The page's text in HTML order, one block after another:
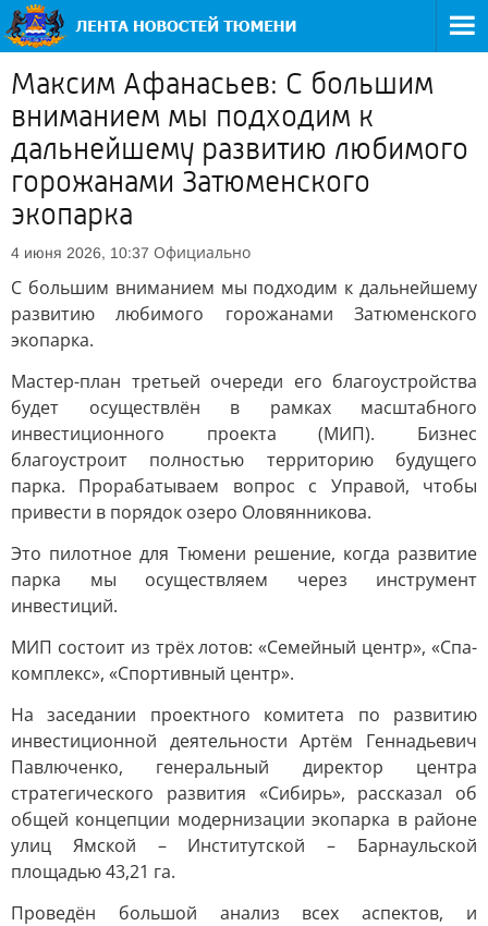
Максим Афанасьев: С большим
вниманием мы подходим к
дальнейшему развитию любимого
горожанами Затюменского
экопарка
4 июня 2026, 10:37 Официально
С большим вниманием мы подходим к дальнейшему
развитию любимого горожанами Затюменского
экопарка.
Мастер-план третьей очереди его благоустройства
будет осуществлён в рамках масштабного
инвестиционного проекта (МИП). Бизнес
благоустроит полностью территорию будущего
парка. Прорабатываем вопрос с Управой, чтобы
привести в порядок озеро Оловянникова.
Это пилотное для Тюмени решение, когда развитие
парка мы осуществляем через инструмент
инвестиций.
МИП состоит из трёх лотов: «Семейный центр», «Спа-
комплекс», «Спортивный центр».
На заседании проектного комитета по развитию
инвестиционной деятельности Артём Геннадьевич
Павлюченко, генеральный директор центра
стратегического развития «Сибирь», рассказал об
общей концепции модернизации экопарка в районе
улиц Ямской – Институтской – Барнаульской
площадью 43,21 га.
Проведён большой анализ всех аспектов, и